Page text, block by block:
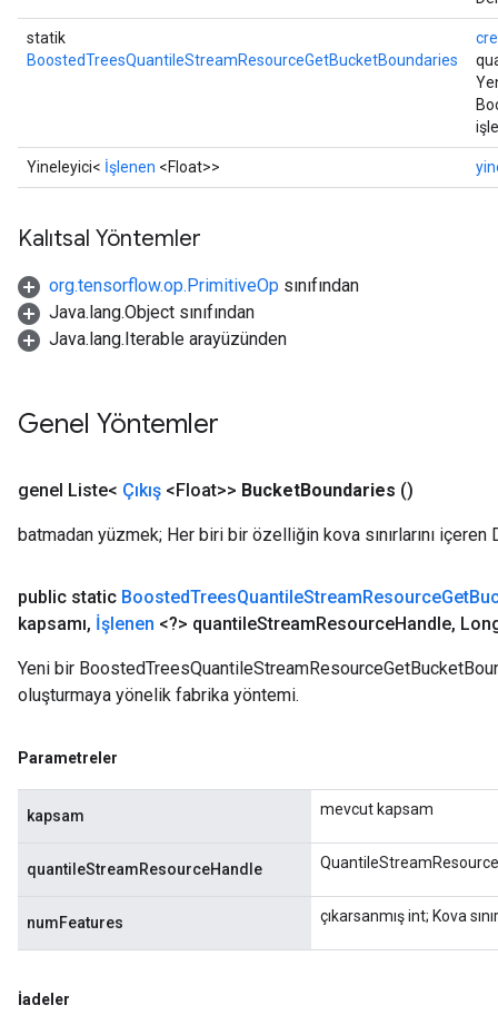
statik
BoostedTreesQuantileStreamResourceGetBucketBoundaries
Yineleyici< İşlenen <Float>>
Kalıtsal Yöntemler
org.tensorflow.op.PrimitiveOp sınıfından
Java.lang.Object sınıfından
Java.lang.Iterable arayüzünden
Genel Yöntemler
genel Liste< Çıkış <Float>> BucketBoundaries ()
batmadan yüzmek; Her biri bir özelliğin kova sınırlarını
public static BoostedTreesQuantileStreamResourceGet
kapsamı, İşlenen <?> quantileStreamResourceHandle,
Yeni bir
oluşturmaya yönelik fabrika yöntemi.
Parametreler
kapsam mevcut kapsam
quantileStreamResourceHandle
numFeatures çıkarsanmış int; Kova
İadeler